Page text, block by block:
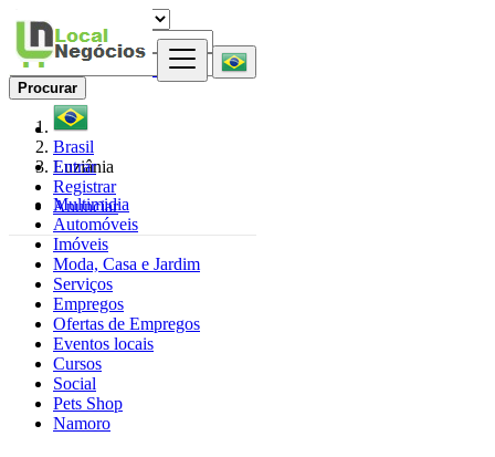
Entrar
Registrar
Anunciar
Procurar
Brasil
Luziânia
Multimidia
Automóveis
Imóveis
Moda, Casa e Jardim
Serviços
Empregos
Ofertas de Empregos
Eventos locais
Cursos
Social
Pets Shop
Namoro